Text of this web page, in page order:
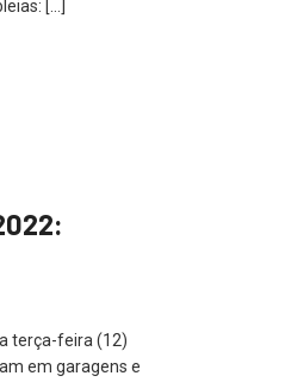
[…]
terça-feira (12)
em garagens e